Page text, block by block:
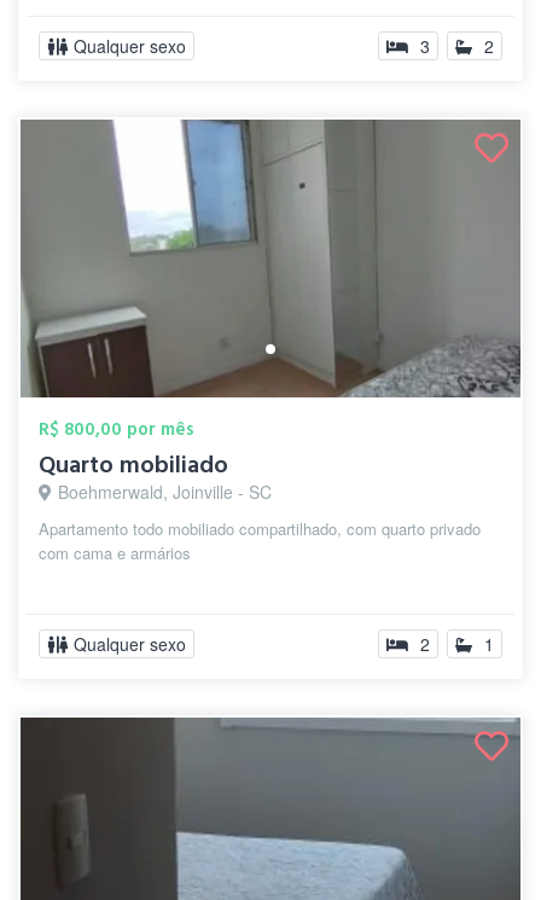
Qualquer sexo 3 2
R$ 800,00 por mês
Quarto mobiliado
Boehmerwald, Joinville - SC
Apartamento todo mobiliado compartilhado, com quarto privado
com cama e armários
Qualquer sexo 2 1